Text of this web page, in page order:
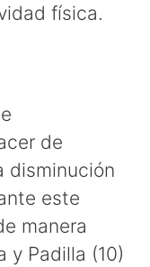
física.
de
disminución
este
manera
y Padilla (10)